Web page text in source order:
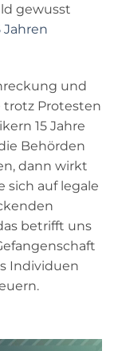
gewusst
Jahren
und
trotz Protesten
15 Jahre
Behörden
dann wirkt
sich auf legale
betrifft uns
Individuen